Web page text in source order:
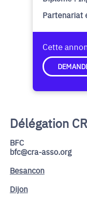
Partenariat
Cette
Délégation
BFC
bfc@cra-asso.org
Besancon
Dijon